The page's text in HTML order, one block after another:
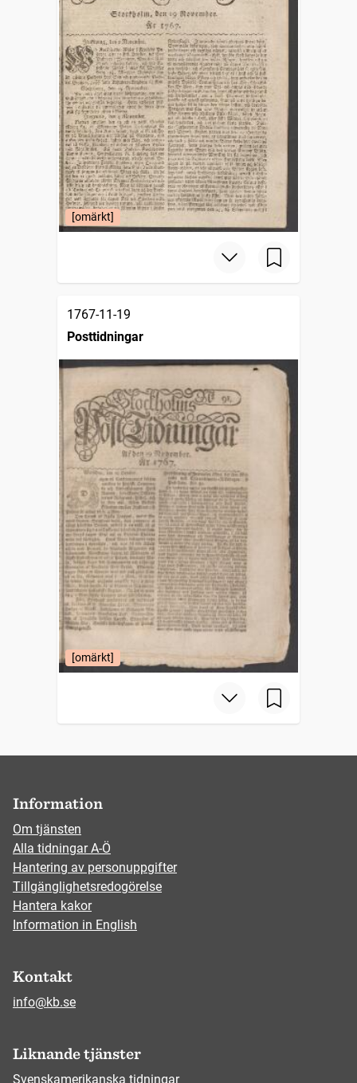
[omärkt]
1767-11-19
Posttidningar
[omärkt]
Information
Om tjänsten
Alla tidningar A-Ö
Hantering av personuppgifter
Tillgänglighetsredogörelse
Hantera kakor
Information in English
Kontakt
info@kb.se
Liknande tjänster
Svenskamerikanska tidningar